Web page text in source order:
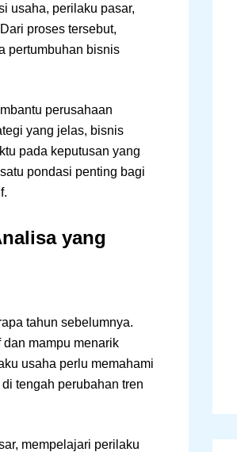
usaha, perilaku pasar,
proses tersebut,
pertumbuhan bisnis
perusahaan
yang jelas, bisnis
pada keputusan yang
pondasi penting bagi
yang
tahun sebelumnya.
mampu menarik
usaha perlu memahami
tengah perubahan tren
mempelajari perilaku